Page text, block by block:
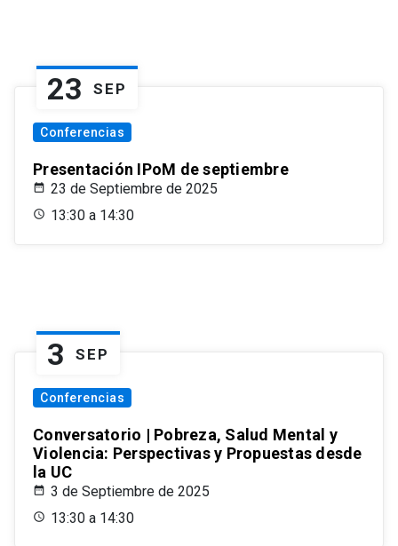
23 SEP
Conferencias
Presentación IPoM de septiembre
23 de Septiembre de 2025
13:30 a 14:30
3 SEP
Conferencias
Conversatorio | Pobreza, Salud Mental y
Violencia: Perspectivas y Propuestas desde
la UC
3 de Septiembre de 2025
13:30 a 14:30